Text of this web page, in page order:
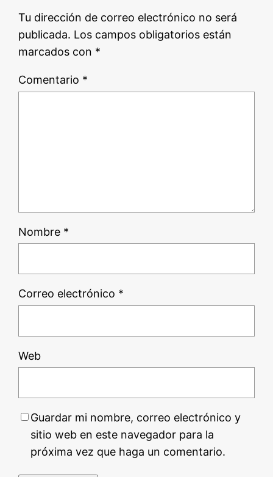
Tu dirección de correo electrónico no será
publicada. Los campos obligatorios están
marcados con *
Comentario *
Nombre *
Correo electrónico *
Web
Guardar mi nombre, correo electrónico y
sitio web en este navegador para la
próxima vez que haga un comentario.